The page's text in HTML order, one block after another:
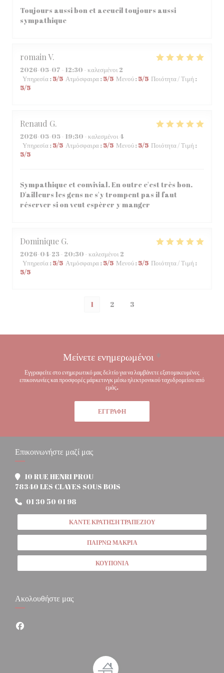
Toujours aussi bon et accueil toujours aussi
sympathique
romainV
2026-05-07 - 12:30 - καλεσμένοι 2
Υπηρεσία:5/5 Ατμόσφαιρα:5/5 Μενού:5/5 Ποιότητα / Τιμή :
5/5
Renaud G
2026-05-05- 19:30 - καλεσμένοι 4
Υπηρεσία:5/5 Ατμόσφαιρα:5/5 Μενού:5/5 Ποιότητα / Τιμή :
5/5
Sympathique et convivial. En outre c'est très bon.
D'ailleurs les gens ne s'y trompent pas il faut
réserver si on veut espèrer y manger
Dominique G
2026-04-23- 20:30 - καλεσμένοι 2
Υπηρεσία:5/5 Ατμόσφαιρα:5/5 Μενού:5/5 Ποιότητα / Τιμή :
5/5
1 2 3
Μείνετε ενημερωμένοι *
Εγγραφείτε στο ενημερωτικό μας δελτίο για να λαμβάνετε εξατομικευμένες
επικοινωνίες και προσφορές μάρκετινγκ μέσω ηλεκτρονικού ταχυδρομείου από
εμάς.
ΕΓΓΡΑΦΉ
Επικοινωνήστε μαζί μας
10 RUE HENRI PROU
78340 LES CLAYES SOUS BOIS
01 30 50 01 98
ΚΆΝΤΕ ΚΡΆΤΗΣΗ ΤΡΑΠΕΖΙΟΎ
ΠΑΊΡΝΩ ΜΑΚΡΙΆ
ΚΟΥΠΌΝΙΑ
Ακολουθήστε μας
Facebook ((ανοίγει σε νέο παράθυρο))